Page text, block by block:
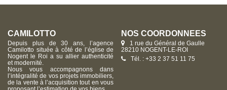
CAMILOTTO
Depuis plus de 30 ans, l’agence
Camilotto située à côté de l’église de
Nogent le Roi a su allier authenticité
et modernité.
Nous vous accompagnons dans
l’intégralité de vos projets immobiliers,
de la vente à l’acquisition tout en vous
NOS COORDONNÉES
1 rue du Général de Gaulle
28210 NOGENT-LE-ROI
Tél. : +33 2 37 51 11 75